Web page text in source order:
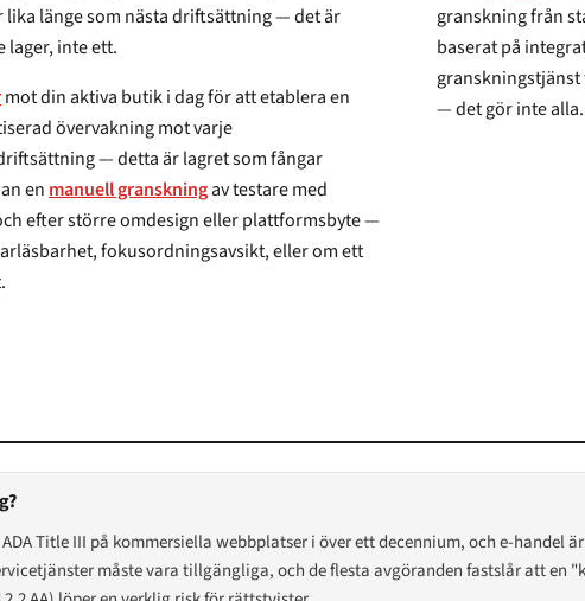
som nästa driftsättning — det är
inte ett.
mot din aktiva butik i dag för att etablera en
varje
detta är lagret som fångar
en manuell granskningav testare med
omdesign eller plattformsbyte —
fokusordningsavsikt, eller om ett
granskning från
baserat på
granskningstjänst faktiskt
— det gör inte alla.
Title III på kommersiella webbplatser i över ett decennium, och e-
måste vara tillgängliga, och de flesta avgöranden fastslår att en